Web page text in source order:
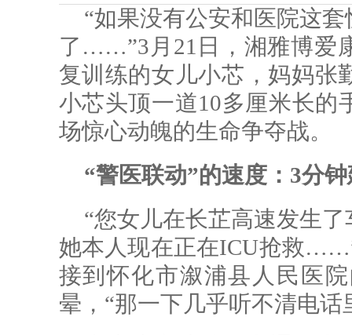
“如果没有公安和医院这
了……”3月21日，湘雅博爱
复训练的女儿小芯，妈妈张
小芯头顶一道10多厘米长的
场惊心动魄的生命争夺战。
“警医联动”的速度：3分
“您女儿在长芷高速发生
她本人现在正在ICU抢救
接到怀化市溆浦县人民医
晕，“那一下几乎听不清电话